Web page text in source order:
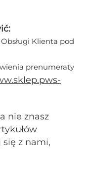
Klienta pod
prenumeraty
nie znasz
z nami,